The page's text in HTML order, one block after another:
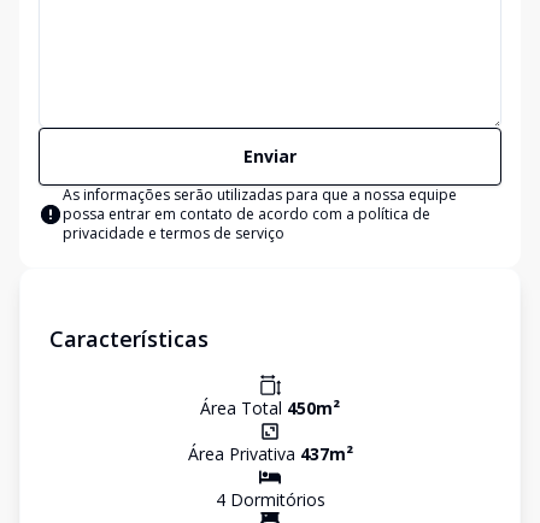
Enviar
As informações serão utilizadas para que a nossa equipe
possa entrar em contato de acordo com a política de
privacidade e termos de serviço
Características
Área Total 450m²
Área Privativa 437m²
4Dormitórios